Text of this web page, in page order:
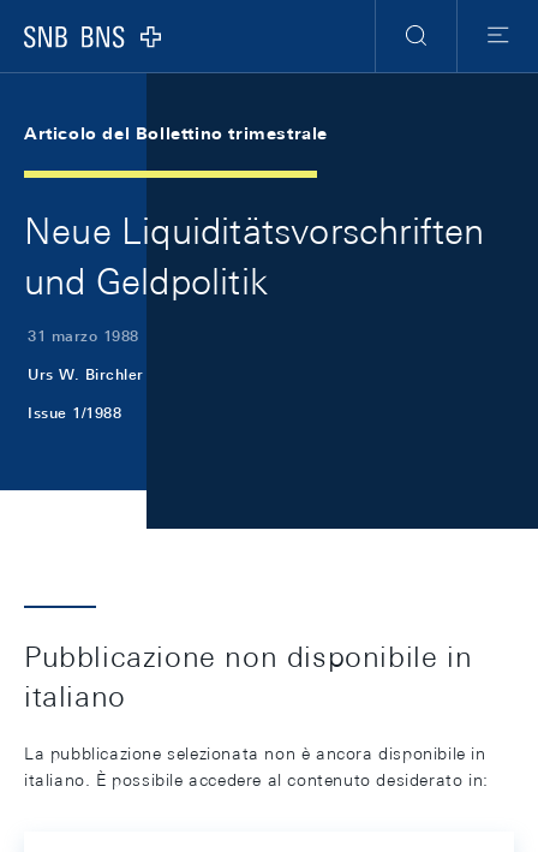
Logo
Ricerca
Menu
Articolo del Bollettino trimestrale
Neue Liquiditätsvorschriften
und Geldpolitik
31 marzo 1988
Urs W. Birchler
Issue 1/1988
Pubblicazione non disponibile in
italiano
La pubblicazione selezionata non è ancora disponibile in
italiano. È possibile accedere al contenuto desiderato in: